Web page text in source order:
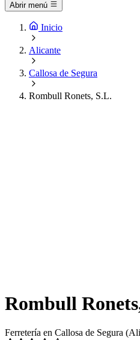
Abrir menú
Inicio
Alicante
Callosa de Segura
Rombull Ronets, S.L.
Rombull
Ferretería en Callosa de Segura